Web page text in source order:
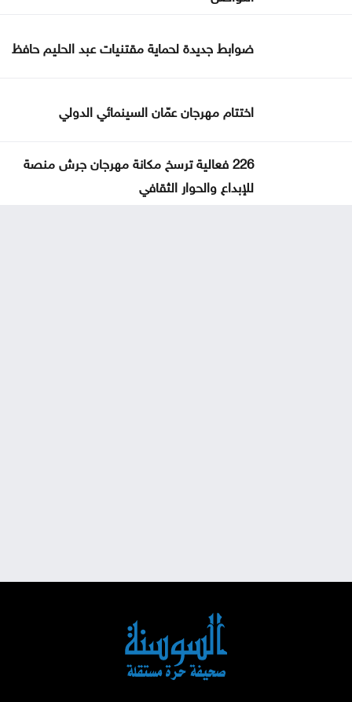
ضوابط جديدة لحماية مقتنيات عبد الحليم حافظ
اختتام مهرجان عمّان السينمائي الدولي
226 فعالية ترسخ مكانة مهرجان جرش منصة
للإبداع والحوار الثقافي